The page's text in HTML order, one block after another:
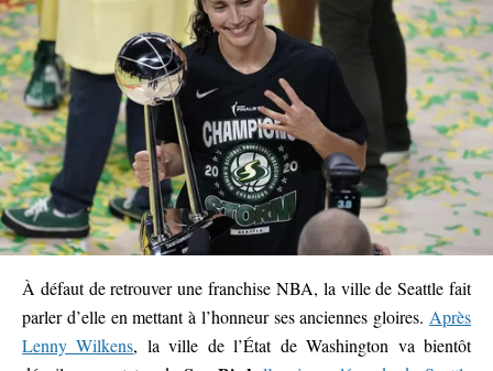
À défaut de retrouver une franchise NBA, la ville de Seattle fait
parler d’elle en mettant à l’honneur ses anciennes gloires. Après
Lenny Wilkens, la ville de l’État de Washington va bientôt